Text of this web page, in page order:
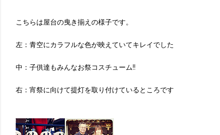
こちらは屋台の曳き揃えの様子です。
左：青空にカラフルな色が映えていてキレイでした
中：子供達もみんなお祭コスチューム!!
右：宵祭に向けて提灯を取り付けているところです